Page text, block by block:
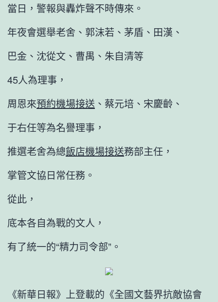
當日，警報與轟炸聲不時傳來。
年夜會選舉老舍、郭沫若、茅盾、田漢、
巴金、沈從文、曹禺、朱自清等
45人為理事，
周恩來預約機場接送 、蔡元培、宋慶齡、
于右任等為名譽理事，
推選老舍為總飯店機場接送務部主任，
掌管文協日常任務。
從此，
底本各自為戰的文人，
有了統一的“精力司令部”。
《新華日報》上登載的《全國文藝界抗敵協會